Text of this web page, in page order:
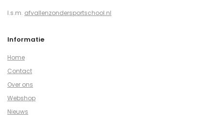
I.s.m. afvallenzondersportschool.nl
Informatie
Home
Contact
Over ons
Webshop
Nieuws